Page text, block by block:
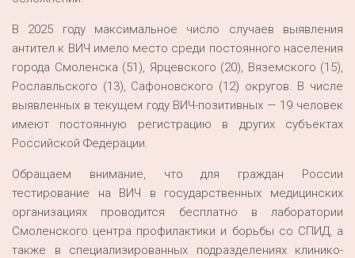
В 2025 году максимальное число случаев выявления
антител к ВИЧ имело место среди постоянного населения
города Смоленска (51), Ярцевского (20), Вяземского (15),
Рославльского (13), Сафоновского (12) округов. В числе
выявленных в текущем году ВИЧ-позитивных — 19 человек
имеют постоянную регистрацию в других субъектах
Российской Федерации.
Обращаем внимание, что для граждан России
тестирование на ВИЧ в государственных медицинских
организациях проводится бесплатно в лаборатории
Смоленского центра профилактики и борьбы со СПИД, а
также в специализированных подразделениях клинико-